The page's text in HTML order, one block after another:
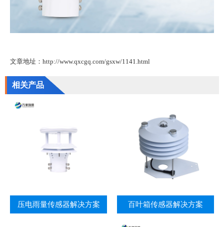
文章地址：http://www.qxcgq.com/gsxw/1141.html
相关产品
压电雨量传感器解决方案 百叶箱传感器解决方案